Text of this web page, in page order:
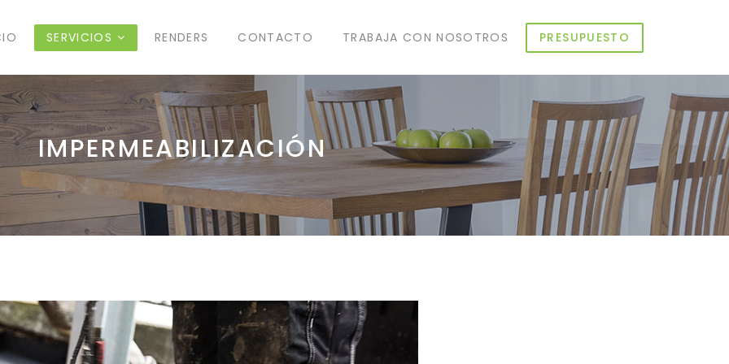
SERVICIOS RENDERS CONTACTO TRABAJA CON NOSOTROS PRESUPUESTO
IMPERMEABILIZACIÓN